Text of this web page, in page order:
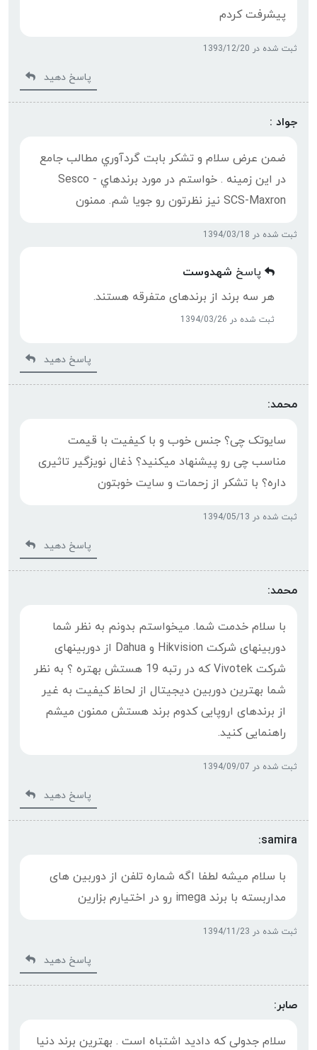
پیشرفت کردم
ثبت شده در 1393/12/20
پاسخ دهید
جواد :
ضمن عرض سلام و تشكر بابت گردآوري مطالب جامع
در اين زمينه . خواستم در مورد برندهاي Sesco -
SCS-Maxron نيز نظرتون رو جويا شم. ممنون
ثبت شده در 1394/03/18
پاسخ شهدوست
هر سه برند از برندهای متفرقه هستند.
ثبت شده در 1394/03/26
پاسخ دهید
محمد:
سایوتک چی؟ جنس خوب و با کیفیت با قیمت
مناسب چی رو پیشنهاد میکنید؟ ذغال نویزگیر تاثیری
داره؟ با تشکر از زحمات و سایت خوبتون
ثبت شده در 1394/05/13
پاسخ دهید
محمد:
با سلام خدمت شما. میخواستم بدونم به نظر شما
دوربینهای شرکت Hikvision و Dahua از دوربینهای
شرکت Vivotek که در رتبه 19 هستش بهتره ؟ به نظر
شما بهترین دوربین دیجیتال از لحاظ کیفیت به غیر
از برندهای اروپایی کدوم برند هستش ممنون میشم
راهنمایی کنید.
ثبت شده در 1394/09/07
پاسخ دهید
samira:
با سلام میشه لطفا اگه شماره تلفن از دوربین های
مداربسته با برند imega رو در اختیارم بزارین
ثبت شده در 1394/11/23
پاسخ دهید
صابر:
سلام جدولی که دادید اشتباه است . بهترین برند دنیا